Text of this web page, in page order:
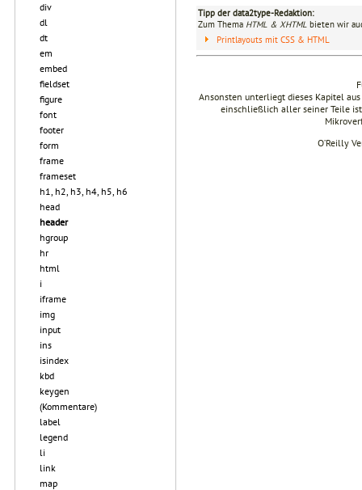
div
dl
dt
em
embed
fieldset
figure
font
footer
form
frame
frameset
h1, h2, h3, h4, h5, h6
head
header
hgroup
hr
html
i
iframe
img
input
ins
isindex
kbd
keygen
(Kommentare)
label
legend
li
link
map
Tipp der data2type-Redaktion:
Zum Thema HTML & XHTML bieten wir
Printlayouts mit CSS & HTML
Ansonsten unterliegt dieses Kapitel
einschließlich aller seiner Teile
O’Reilly